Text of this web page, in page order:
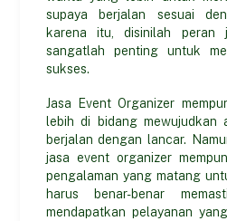
supaya berjalan sesuai
karena itu, disinilah peran
sangatlah penting untuk
sukses.
Jasa Event Organizer
lebih di bidang mewujudkan
berjalan dengan lancar.
jasa event organizer
pengalaman yang matang
harus benar-benar
mendapatkan pelayanan